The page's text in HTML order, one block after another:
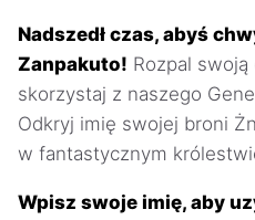
Nadszedł czas, abyś
Zanpakuto! Rozpal
skorzystaj z naszego
Odkryj imię swojej broni
w fantastycznym
Wpisz swoje imię, aby